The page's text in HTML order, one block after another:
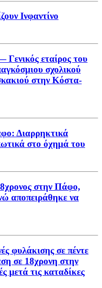
Ινφαντίνο
εταίρος του
σχολικού
στην Κόστα-
Διαρρηκτικά
στο όχημά του
στην Πάφο,
αποπειράθηκε να
φυλάκισης σε πέντε
σε 18χρονη στην
μετά τις καταδίκες